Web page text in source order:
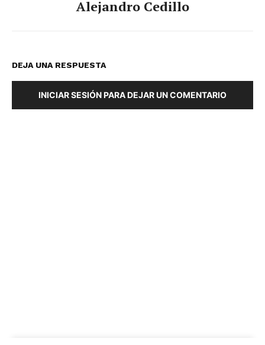
Alejandro Cedillo
DEJA UNA RESPUESTA
INICIAR SESIÓN PARA DEJAR UN COMENTARIO